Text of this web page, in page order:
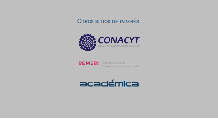
Otros sitios de interés: